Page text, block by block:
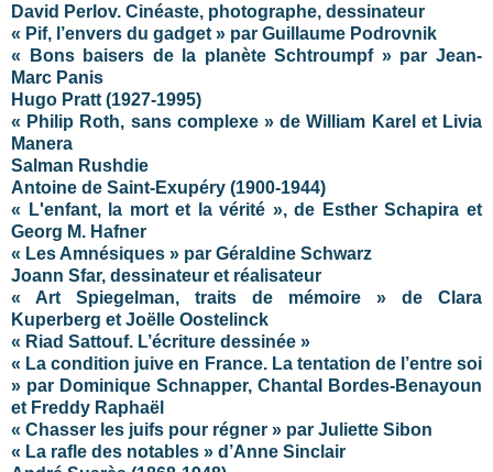
David Perlov. Cinéaste, photographe, dessinateur
« Pif, l’envers du gadget » par Guillaume Podrovnik
« Bons baisers de la planète Schtroumpf » par Jean-
Marc Panis
Hugo Pratt (1927-1995)
« Philip Roth, sans complexe » de William Karel et Livia
Manera
Salman Rushdie
Antoine de Saint-Exupéry (1900-1944)
« L'enfant, la mort et la vérité », de Esther Schapira et
Georg M. Hafner
« Les Amnésiques » par Géraldine Schwarz
Joann Sfar, dessinateur et réalisateur
« Art Spiegelman, traits de mémoire » de Clara
Kuperberg et Joëlle Oostelinck
« Riad Sattouf. L’écriture dessinée »
« La condition juive en France. La tentation de l’entre soi
» par Dominique Schnapper, Chantal Bordes-Benayoun
et Freddy Raphaël
« Chasser les juifs pour régner » par Juliette Sibon
« La rafle des notables » d’Anne Sinclair